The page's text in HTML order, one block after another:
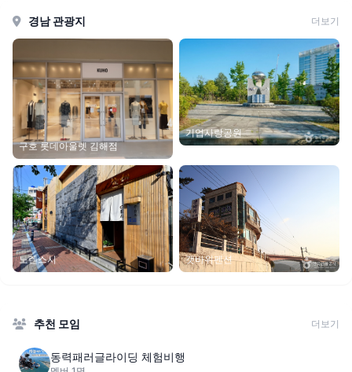
경남 관광지 더보기
구호 롯데아울렛 김해점
기업사랑공원
노렌스시 갯바위펜션
추천 모임 더보기
동력패러글라이딩 체험비행